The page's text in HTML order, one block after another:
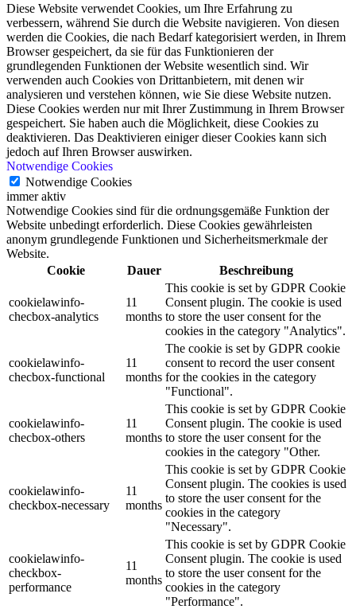
Diese Website verwendet Cookies, um Ihre Erfahrung zu
verbessern, während Sie durch die Website navigieren. Von diesen
werden die Cookies, die nach Bedarf kategorisiert werden, in Ihrem
Browser gespeichert, da sie für das Funktionieren der
grundlegenden Funktionen der Website wesentlich sind. Wir
verwenden auch Cookies von Drittanbietern, mit denen wir
analysieren und verstehen können, wie Sie diese Website nutzen.
Diese Cookies werden nur mit Ihrer Zustimmung in Ihrem Browser
gespeichert. Sie haben auch die Möglichkeit, diese Cookies zu
deaktivieren. Das Deaktivieren einiger dieser Cookies kann sich
jedoch auf Ihren Browser auswirken.
Notwendige Cookies
Notwendige Cookies
immer aktiv
Notwendige Cookies sind für die ordnungsgemäße Funktion der
Website unbedingt erforderlich. Diese Cookies gewährleisten
anonym grundlegende Funktionen und Sicherheitsmerkmale der
Website.
Cookie
Dauer Beschreibung
cookielawinfo-
checbox-analytics
11
months
This cookie is set by GDPR Cookie
Consent plugin. The cookie is used
to store the user consent for the
cookies in the category "Analytics".
cookielawinfo-
checbox-functional
11
months
The cookie is set by GDPR cookie
consent to record the user consent
for the cookies in the category
"Functional".
cookielawinfo-
checbox-others
11
months
This cookie is set by GDPR Cookie
Consent plugin. The cookie is used
to store the user consent for the
cookies in the category "Other.
cookielawinfo-
checkbox-necessary
11
months
This cookie is set by GDPR Cookie
Consent plugin. The cookies is used
to store the user consent for the
cookies in the category
"Necessary".
cookielawinfo-
checkbox-
performance
11
months
This cookie is set by GDPR Cookie
Consent plugin. The cookie is used
to store the user consent for the
cookies in the category
"Performance".